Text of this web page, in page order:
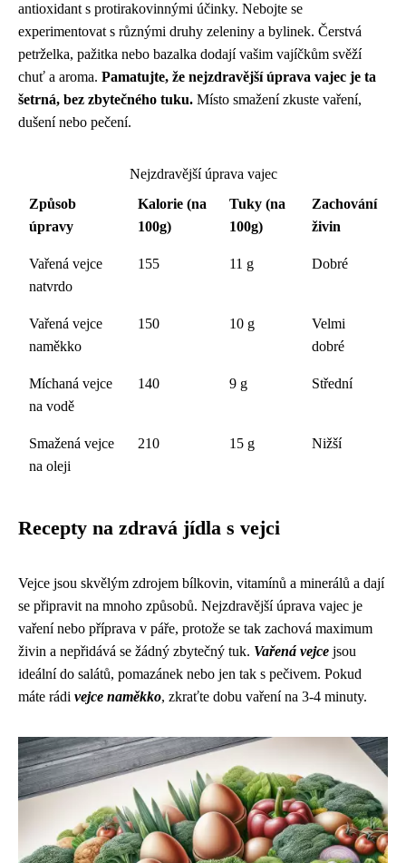
antioxidant s protirakovinnými účinky. Nebojte se
experimentovat s různými druhy zeleniny a bylinek. Čerstvá
petrželka, pažitka nebo bazalka dodají vašim vajíčkům svěží
chuť a aroma. Pamatujte, že nejzdravější úprava vajec je ta
šetrná, bez zbytečného tuku. Místo smažení zkuste vaření,
dušení nebo pečení.
Nejzdravější úprava vajec
Způsob
úpravy
Kalorie (na
100g)
Tuky (na
100g)
Zachování
živin
Vařená vejce
natvrdo
155 11 g Dobré
Vařená vejce
naměkko
150 10 g
Velmi
dobré
Míchaná vejce
na vodě
140 9 g Střední
Smažená vejce
na oleji
210 15 g Nižší
Recepty na zdravá jídla s vejci
Vejce jsou skvělým zdrojem bílkovin, vitamínů a minerálů a dají
se připravit na mnoho způsobů. Nejzdravější úprava vajec je
vaření nebo příprava v páře, protože se tak zachová maximum
živin a nepřidává se žádný zbytečný tuk. Vařená vejce jsou
ideální do salátů, pomazánek nebo jen tak s pečivem. Pokud
máte rádi vejce naměkko, zkraťte dobu vaření na 3-4 minuty.